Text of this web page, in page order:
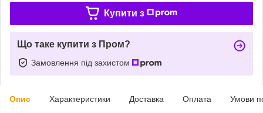
Купити з
Що таке купити з Пром?
Замовлення під захистом
Опис Характеристики Доставка Оплата Умови